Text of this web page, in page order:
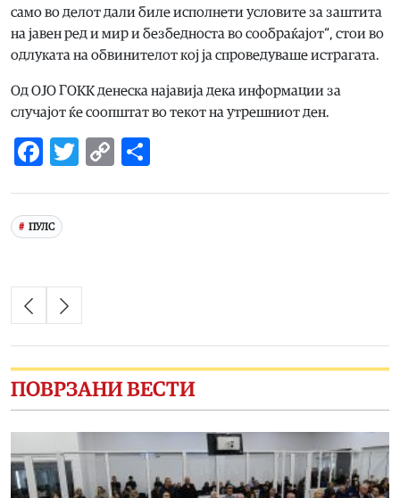
само во делот дали биле исполнети условите за заштита
на јавен ред и мир и безбедноста во сообраќајот“, стои во
одлуката на обвинителот кој ја спроведуваше истрагата.
Од ОЈО ГОКК денеска најавија дека информации за
случајот ќе соопштат во текот на утрешниот ден.
Facebook
Twitter
Copy
ПУЛС
ПОВРЗАНИ ВЕСТИ